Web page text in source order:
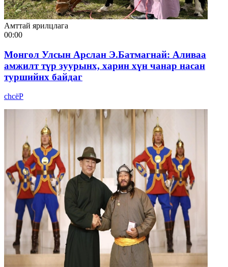
Амттай ярилцлага
00:00
Монгол Улсын Арслан Э.Батмагнай: Аливаа
амжилт түр зуурынх, харин хүн чанар насан
туршийнх байдаг
chcёР